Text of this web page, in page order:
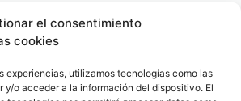
el consentimiento
cookies
experiencias, utilizamos tecnologías como las
y/o acceder a la información del dispositivo. El